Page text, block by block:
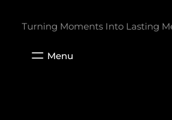
Turning Moments Into Lasting